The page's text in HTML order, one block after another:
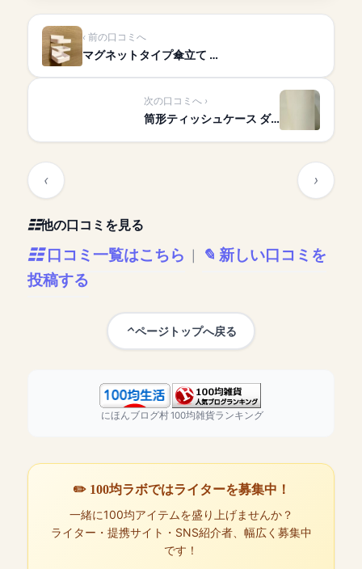
前の口コミへ
マグネットタイプ傘立て …
次の口コミへ
筒形ティッシュケース ダ…
他の口コミを見る
口コミ一覧はこちら
新しい口コミを
投稿する
ページトップへ戻る
にほんブログ村100均雑貨ランキング
✏️ 100均ラボではライターを募集中！
一緒に100均アイテムを盛り上げませんか？
ライター・提携サイト・SNS紹介者、幅広く募集中
です！